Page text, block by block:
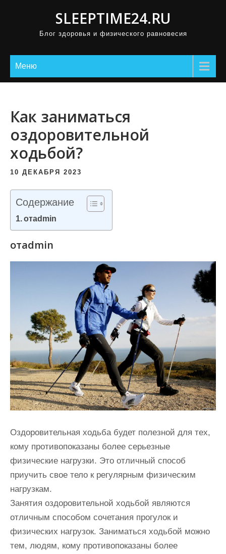
SLEEPTIME24.RU
Блог здоровья и физического равновесия
Меню
Как заниматься
оздоровительной
ходьбой?
10 ДЕКАБРЯ 2023
Содержание
отadmin
отadmin
Оздоровительная ходьба будет полезной для тех,
кому противопоказаны более серьезные
физические нагрузки. Это отличный способ
приучить свое тело к регулярным физическим
нагрузкам.
Занятия оздоровительной ходьбой являются
отличным способом сочетания прогулок и
физических нагрузок. Заниматься ходьбой можно
тем, людям, кому противопоказаны более